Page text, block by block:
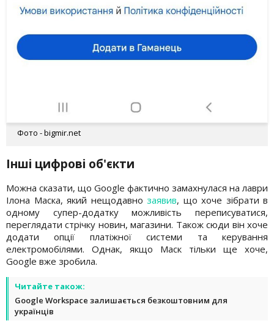
Фото - bigmir.net
Інші цифрові об'єкти
Можна сказати, що Google фактично замахнулася на лаври
Ілона Маска, який нещодавно заявив, що хоче зібрати в
одному супер-додатку можливість переписуватися,
переглядати стрічку новин, магазини. Також сюди він хоче
додати опції платіжної системи та керування
електромобілями. Однак, якщо Маск тільки ще хоче,
Google вже зробила.
Читайте також:
Google Workspace залишається безкоштовним для
українців